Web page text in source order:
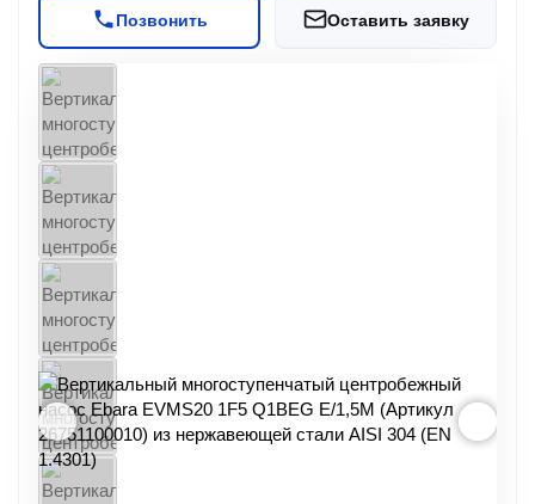
Позвонить Оставить заявку